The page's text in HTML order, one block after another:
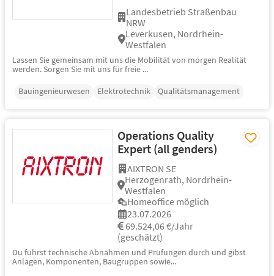
Landesbetrieb Straßenbau
NRW
Leverkusen, Nordrhein-
Westfalen
Lassen Sie gemeinsam mit uns die Mobilität von morgen Realität
werden. Sorgen Sie mit uns für freie ...
Bauingenieurwesen
Elektrotechnik Qualitätsmanagement
Operations Quality
Expert (all genders)
AIXTRON SE
Herzogenrath, Nordrhein-
Westfalen
Homeoffice möglich
23.07.2026
69.524,06 €/Jahr
(geschätzt)
Du führst technische Abnahmen und Prüfungen durch und gibst
Anlagen, Komponenten, Baugruppen sowie...